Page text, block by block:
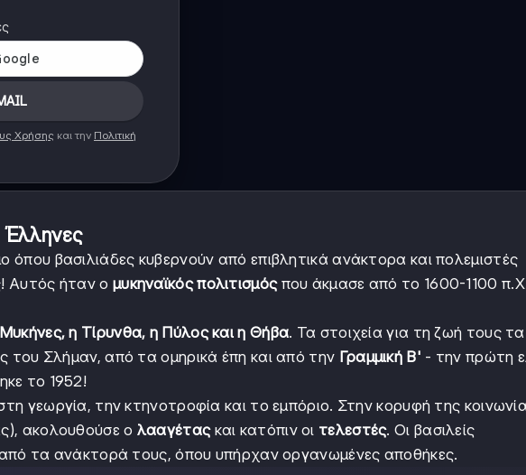
Χρήσης και την Πολιτική
Έλληνες
βασιλιάδες κυβερνούν από επιβλητικά ανάκτορα και πολεμιστές
Αυτός ήταν ο μυκηναϊκός πολιτισμόςπου άκμασε από το 1600-1100
Μυκήνες, η Τίρυνθα, η Πύλος και η Θήβα. Τα στοιχεία για τη ζωή τους τα
του Σλήμαν, από τα ομηρικά έπη και από την Γραμμική Β' - την πρώτη
το 1952!
γεωργία, την κτηνοτροφία και το εμπόριο. Στην κορυφή της
ακολουθούσε ο λααγέταςκαι κατόπιν οι τελεστές. Οι βασιλείς
από τα ανάκτορά τους, όπου υπήρχαν οργανωμένες αποθήκες.